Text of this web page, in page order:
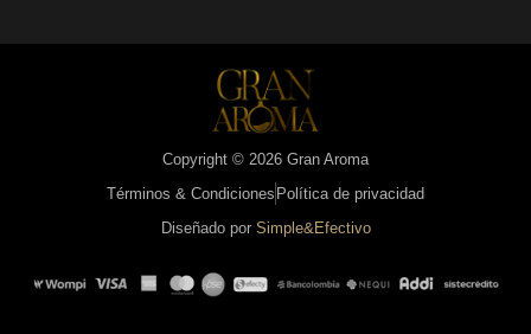
Copyright © 2026 Gran Aroma
Términos & Condiciones Política de privacidad
Diseñado por Simple&Efectivo